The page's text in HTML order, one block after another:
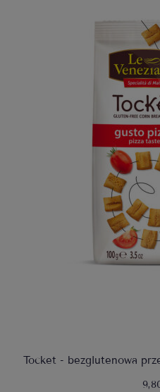
Tocket - bezglutenowa